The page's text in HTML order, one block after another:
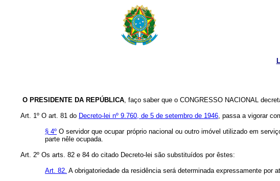
O PRESIDENTE DA REPÚBLICA, faço saber que o CONGRESSO NACIONAL
Art. 1º O art. 81 do Decreto-lei nº 9.760, de 5 de setembro de 1946, passa a vigorar
§ 4º O servidor que ocupar próprio nacional ou outro imóvel utilizado em
parte nêle ocupada.
Art. 2º Os arts. 82 e 84 do citado Decreto-lei são substituídos por êstes:
Art. 82. A obrigatoriedade da residência será determinada expressamente